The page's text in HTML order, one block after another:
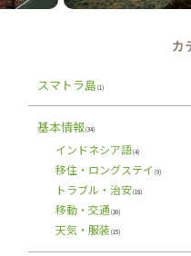
カ
スマトラ島(1)
基本情報(34)
インドネシア語(4)
移住・ロングステイ (9)
トラブル・治安(18)
移動・交通 (30)
天気・服装 (15)